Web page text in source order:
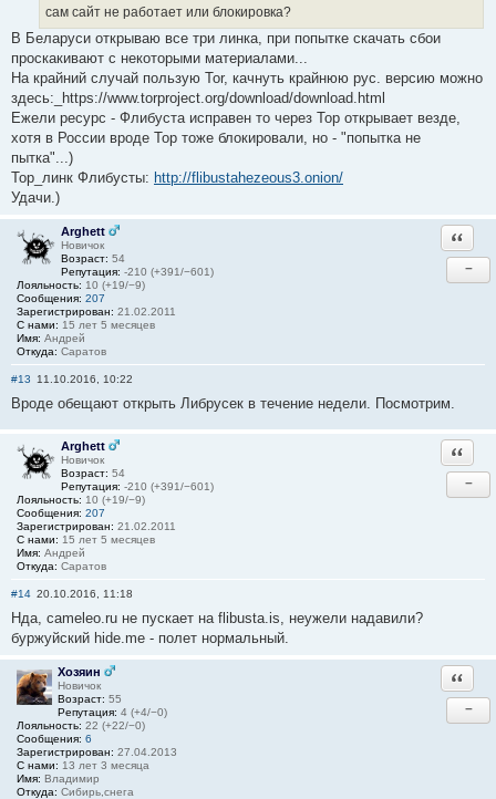
сам сайт не работает или блокировка?
В Беларуси открываю все три линка, при попытке скачать сбои
проскакивают с некоторыми материалами...
На крайний случай пользую Tor, качнуть крайнюю рус. версию можно
здесь:_https://www.torproject.org/download/download.html
Ежели ресурс - Флибуста исправен то через Тор открывает везде,
хотя в России вроде Тор тоже блокировали, но - "попытка не
пытка"...)
Тор_линк Флибусты: http://flibustahezeous3.onion/
Удачи.)
Arghett
Новичок
Возраст: 54
Репутация: -210 (+391/−601)
Лояльность: 10 (+19/−9)
Сообщения: 207
Зарегистрирован: 21.02.2011
С нами: 15 лет 5 месяцев
Имя: Андрей
Откуда: Саратов
−
#13 11.10.2016, 10:22
Вроде обещают открыть Либрусек в течение недели. Посмотрим.
Arghett
Новичок
Возраст: 54
Репутация: -210 (+391/−601)
Лояльность: 10 (+19/−9)
Сообщения: 207
Зарегистрирован: 21.02.2011
С нами: 15 лет 5 месяцев
Имя: Андрей
Откуда: Саратов
−
#14 20.10.2016, 11:18
Нда, cameleo.ru не пускает на flibusta.is, неужели надавили?
буржуйский hide.me - полет нормальный.
Хозяин
Новичок
Возраст: 55
Репутация: 4 (+4/−0)
Лояльность: 22 (+22/−0)
Сообщения: 6
Зарегистрирован: 27.04.2013
С нами: 13 лет 3 месяца
Имя: Владимир
Откуда: Сибирь,снега
−